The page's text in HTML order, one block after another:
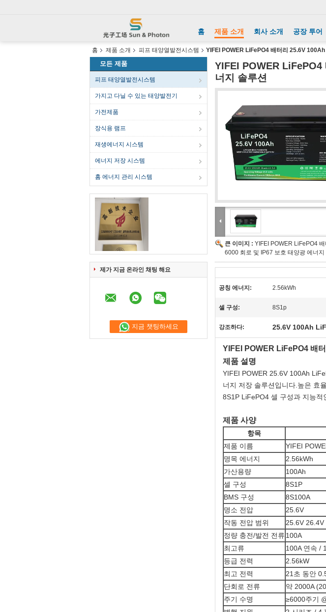
홈 제품 소개 회사 소개 공장 투어
홈 제품 소개 피프 태양열발전시스템 YIFEI POWER LiFePO4 배터리 25.6V
모든 제품
피프 태양열발전시스템
가지고 다닐 수 있는 태양발전기
가전제품
장식용 램프
재생에너지 시스템
에너지 저장 시스템
홈 에너지 관리 시스템
제가 지금 온라인 채팅 해요
지금 챗팅하세요
YIFEI POWER LiFePO4
너지 솔루션
큰 이미지 : YIFEI POWER LiFePO4
6000 회로 및 IP67 보호 태양광 에너지
공칭 에너지: 2.56kWh
셀 구성: 8S1p
강조하다: 25.6V 100Ah
YIFEI POWER LiFePO4 배
제품 설명
YIFEI POWER 25.6V 100Ah
너지 저장 솔루션입니다.높은 효
8S1P LiFePO4 셀 구성과 지능적
제품 사양
항목
제품 이름
YIFEI
명목 에너지
2.56kWh
가산용량
100Ah
셀 구성
8S1P
BMS 구성
8S100A
명소 전압
25.6V
작동 전압 범위
25.6V 26.4V
정량 충전/발전 전류 100A
최고류
100A 연속 /
등급 전력
2.56kW
최고 전력
21초 동안
단회로 전류
약 2000A
주기 수명
≥6000주기